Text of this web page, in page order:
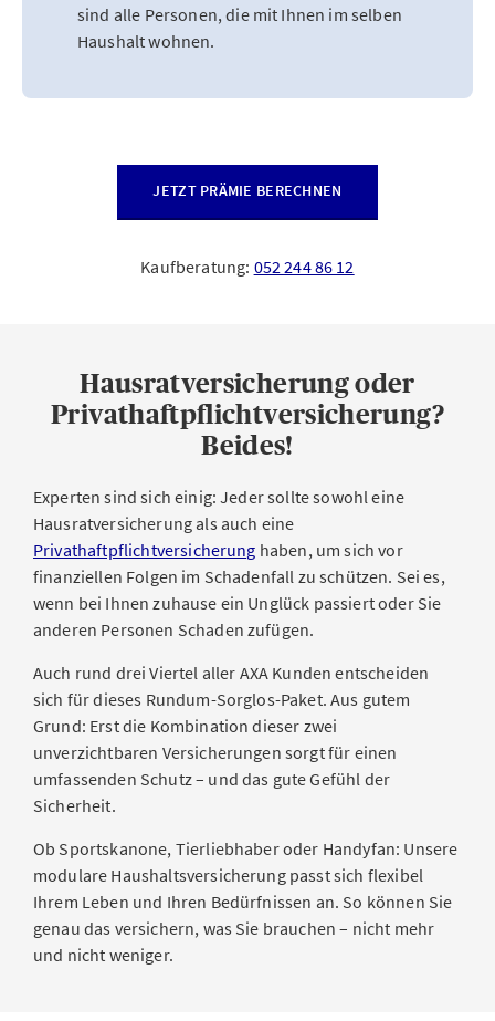
sind alle Personen, die mit Ihnen im selben
Haushalt wohnen.
JETZT PRÄMIE BERECHNEN
Kaufberatung: 052 244 86 12
Hausratversicherung oder
Privathaftpflichtversicherung?
Beides!
Experten sind sich einig: Jeder sollte sowohl eine
Hausratversicherung als auch eine
Privathaftpflichtversicherung haben, um sich vor
finanziellen Folgen im Schadenfall zu schützen. Sei es,
wenn bei Ihnen zuhause ein Unglück passiert oder Sie
anderen Personen Schaden zufügen.
Auch rund drei Viertel aller AXA Kunden entscheiden
sich für dieses Rundum-Sorglos-Paket. Aus gutem
Grund: Erst die Kombination dieser zwei
unverzichtbaren Versicherungen sorgt für einen
umfassenden Schutz – und das gute Gefühl der
Sicherheit.
Ob Sportskanone, Tierliebhaber oder Handyfan: Unsere
modulare Haushaltsversicherung passt sich flexibel
Ihrem Leben und Ihren Bedürfnissen an. So können Sie
genau das versichern, was Sie brauchen – nicht mehr
und nicht weniger.